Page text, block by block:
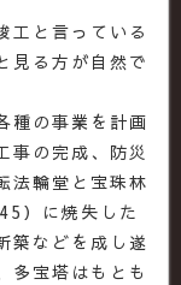
工と言っている
見る方が自然で
種の事業を計画
事の完成、防災
法輪堂と宝珠林
）に焼失した
築などを成し遂
多宝塔はもとも